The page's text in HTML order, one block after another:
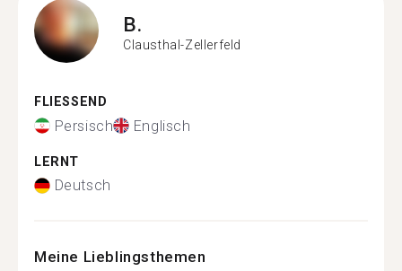
B.
Clausthal-Zellerfeld
FLIESSEND
Persisch Englisch
LERNT
Deutsch
Meine Lieblingsthemen